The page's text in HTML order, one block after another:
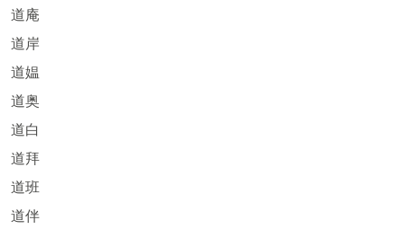
道庵
道岸
道媪
道奥
道白
道拜
道班
道伴